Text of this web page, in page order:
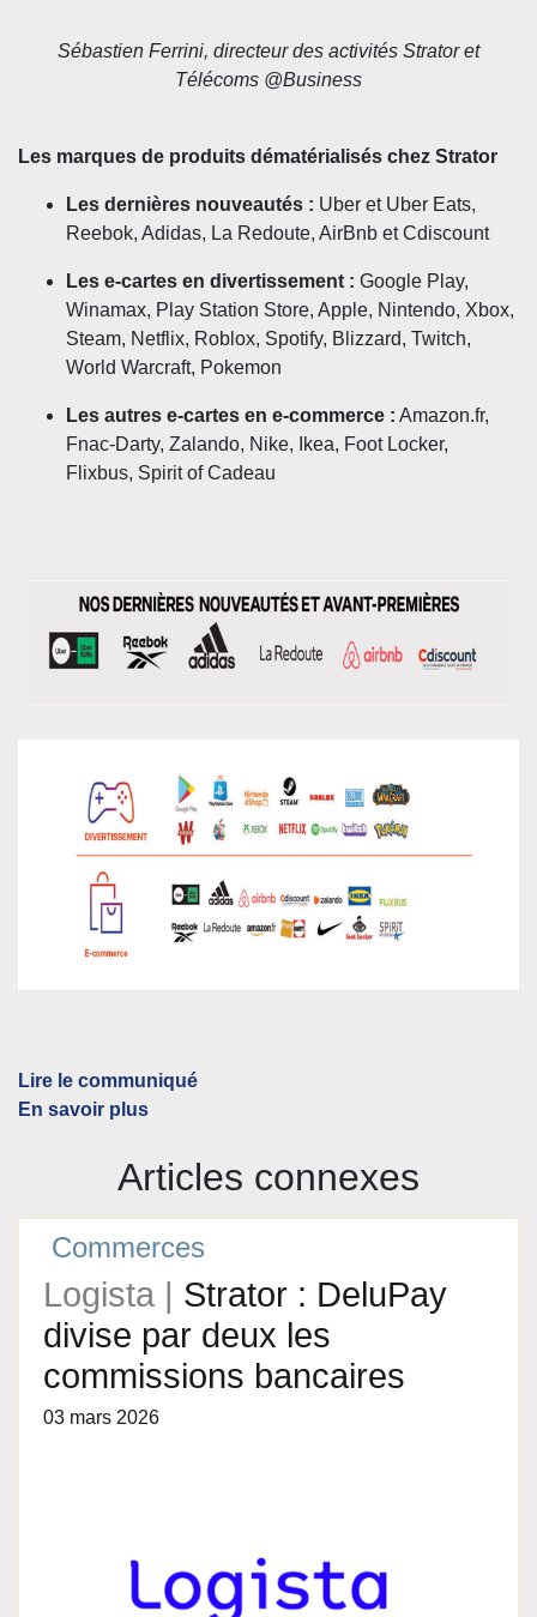
Sébastien Ferrini, directeur des activités Strator et
Télécoms @Business
Les marques de produits dématérialisés chez Strator
Les dernières nouveautés : Uber et Uber Eats,
Reebok, Adidas, La Redoute, AirBnb et Cdiscount
Les e-cartes en divertissement : Google Play,
Winamax, Play Station Store, Apple, Nintendo, Xbox,
Steam, Netflix, Roblox, Spotify, Blizzard, Twitch,
World Warcraft, Pokemon
Les autres e-cartes en e-commerce : Amazon.fr,
Fnac-Darty, Zalando, Nike, Ikea, Foot Locker,
Flixbus, Spirit of Cadeau
Lire le communiqué
En savoir plus
Articles connexes
Commerces
Logista | Strator : DeluPay
divise par deux les
commissions bancaires
03 mars 2026